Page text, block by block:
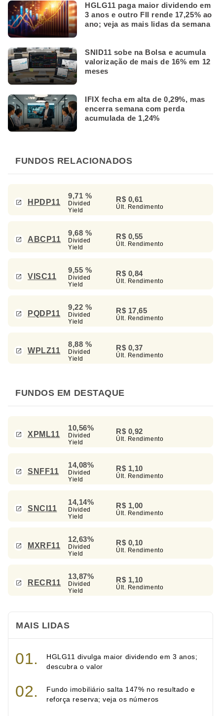
HGLG11 paga maior dividendo em
3 anos e outro FII rende 17,25% ao
ano; veja as mais lidas da semana
SNID11 sobe na Bolsa e acumula
valorização de mais de 16% em 12
meses
IFIX fecha em alta de 0,29%, mas
encerra semana com perda
acumulada de 1,24%
FUNDOS RELACIONADOS
HPDP11
9,71 %
Divided
Yield
R$ 0,61
Últ. Rendimento
ABCP11
9,68 %
Divided
Yield
R$ 0,55
Últ. Rendimento
VISC11
9,55 %
Divided
Yield
R$ 0,84
Últ. Rendimento
PQDP11
9,22 %
Divided
Yield
R$ 17,65
Últ. Rendimento
WPLZ11
8,88 %
Divided
Yield
R$ 0,37
Últ. Rendimento
FUNDOS EM DESTAQUE
XPML11
10,56%
Divided
Yield
R$ 0,92
Últ. Rendimento
SNFF11
14,08%
Divided
Yield
R$ 1,10
Últ. Rendimento
SNCI11
14,14%
Divided
Yield
R$ 1,00
Últ. Rendimento
MXRF11
12,63%
Divided
Yield
R$ 0,10
Últ. Rendimento
RECR11
13,87%
Divided
Yield
R$ 1,10
Últ. Rendimento
MAIS LIDAS
HGLG11 divulga maior dividendo em 3 anos;
descubra o valor
Fundo imobiliário salta 147% no resultado e
reforça reserva; veja os números